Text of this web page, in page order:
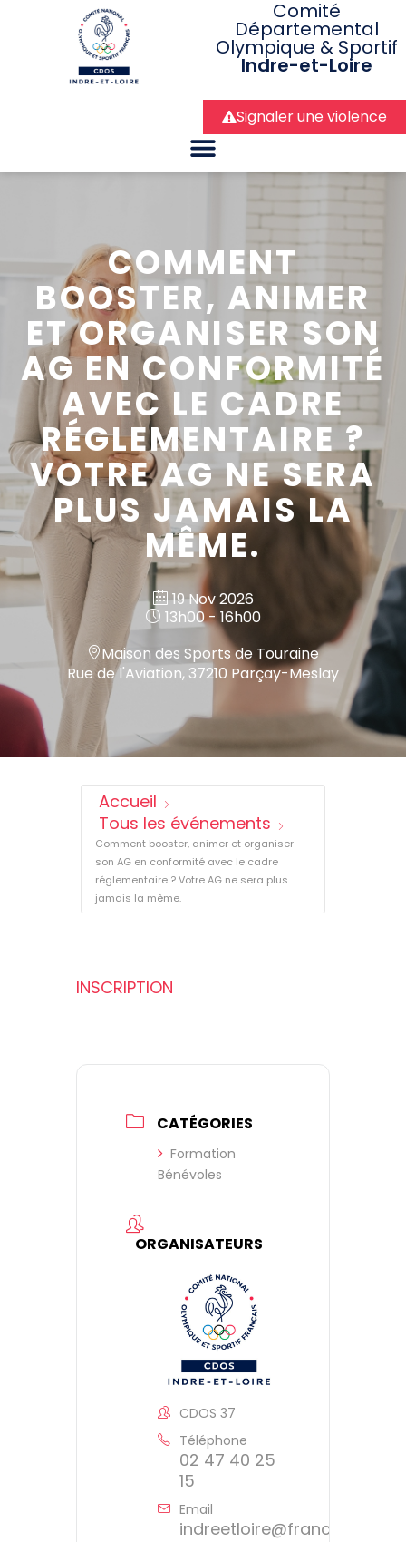
Comité
Départemental
Olympique & Sportif
Indre-et-Loire
Signaler une violence
COMMENT
BOOSTER, ANIMER
ET ORGANISER SON
AG EN CONFORMITÉ
AVEC LE CADRE
RÉGLEMENTAIRE ?
VOTRE AG NE SERA
PLUS JAMAIS LA
MÊME.
19 Nov 2026
13h00 - 16h00
Maison des Sports de Touraine
Rue de l'Aviation, 37210 Parçay-Meslay
Accueil
Tous les événements
Comment booster, animer et organiser
son AG en conformité avec le cadre
réglementaire ? Votre AG ne sera plus
jamais la même.
INSCRIPTION
CATÉGORIES
Formation
Bénévoles
ORGANISATEURS
CDOS 37
Téléphone
02 47 40 25
15
Email